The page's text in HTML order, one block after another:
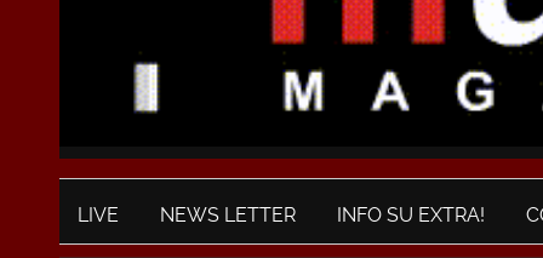
LIVE NEWS LETTER INFO SU EXTRA!